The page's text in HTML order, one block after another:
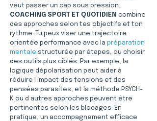
veut passer un cap sous pression.
COACHING SPORT ET QUOTIDIEN combine
des approches selon tes objectifs et ton
rythme. Tu peux viser une trajectoire
orientée performance avec la préparation
mentale structurée par étapes, ou choisir
des outils plus ciblés. Par exemple, la
logique dépolarisation peut aider à
réduire l impact des tensions et des
pensées parasites, et la méthode PSYCH-
K ou d autres approches peuvent être
pertinentes selon les blocages. En
pratique, un accompagnement efficace